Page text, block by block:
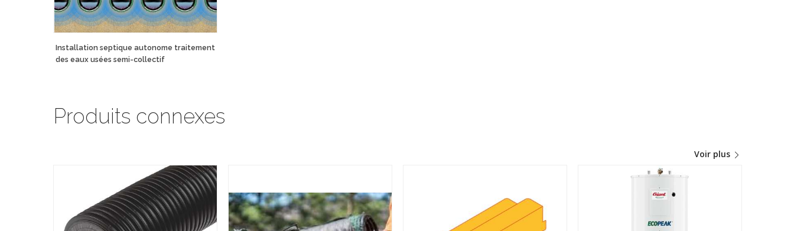
Installation septique autonome traitement
des eaux usées semi-collectif
Produits connexes
Voir plus